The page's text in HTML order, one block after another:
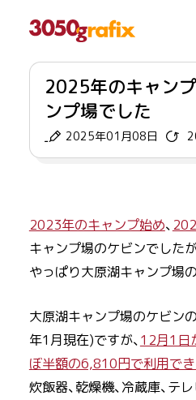
2025年のキャン
ンプ場でした
2025年01月08日
2023年のキャンプ始め、
キャンプ場のケビンでした
やっぱり大原湖キャンプ場
大原湖キャンプ場のケビン
年1月現在)ですが、12月1日
ぼ半額の6,810円で利用で
炊飯器、乾燥機、冷蔵庫、テ